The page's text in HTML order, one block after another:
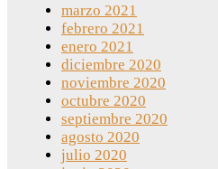
marzo 2021
febrero 2021
enero 2021
diciembre 2020
noviembre 2020
octubre 2020
septiembre 2020
agosto 2020
julio 2020